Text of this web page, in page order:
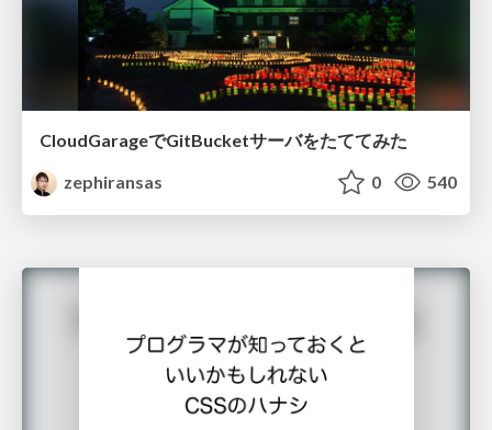
CloudGarageでGitBucketサーバをたててみた
zephiransas
0 540